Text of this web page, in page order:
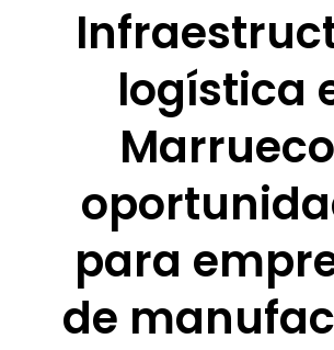
logística
para
de